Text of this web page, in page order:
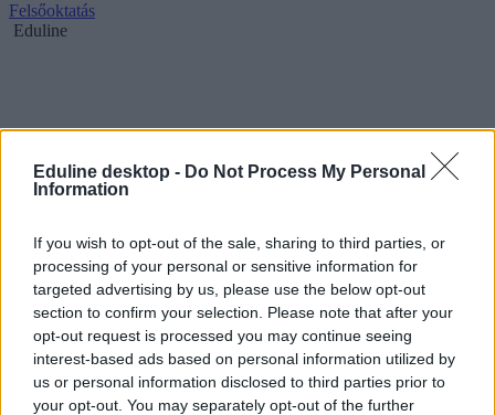
Eduline desktop - Do Not Process My Personal
Information
If you wish to opt-out of the sale, sharing to third parties, or
processing of your personal or sensitive information for
targeted advertising by us, please use the below opt-out
section to confirm your selection. Please note that after your
opt-out request is processed you may continue seeing
interest-based ads based on personal information utilized by
us or personal information disclosed to third parties prior to
your opt-out. You may separately opt-out of the further
Felsőoktatás
Eduline